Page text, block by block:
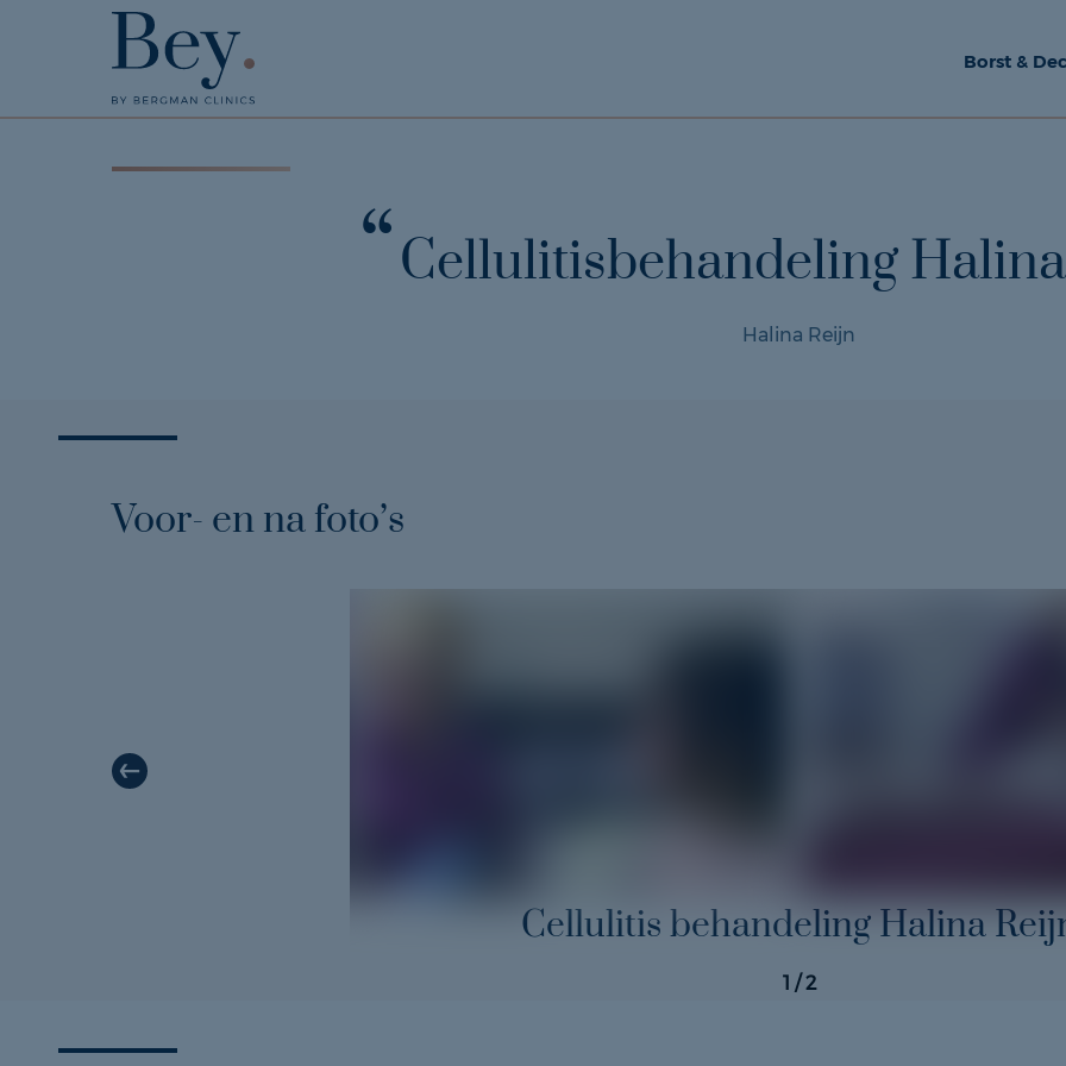
Borst &
Cellulitisbehandeling
Halina Reijn
Voor- en na foto’s
Cellulitis behandeling Halina
1 / 2